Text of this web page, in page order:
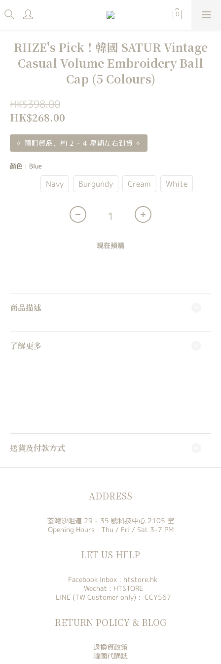
RIIZE's Pick！韓國 SATUR Vintage
Casual Volume Embroidery Ball
Cap (5 Colours)
HK$398.00
HK$268.00
✧ 預訂貨品，約 2 - 4 星期左右到貨 ✧
顏色 : Blue
Navy Burgundy Cream White
現在預購
商品描述
了解更多
送貨及付款方式
ADDRESS
荃灣沙咀道 29 - 35 號科技中心 2105 室
Opening Hours : Thu / Fri / Sat 3-7 PM
LET US HELP
Facebook Inbox : htstore.hk
Wechat : HTSTORE
LINE (TW Customer only) : CCY567
RETURN POLICY & BLOG
退換貨政策
韓國代購誌